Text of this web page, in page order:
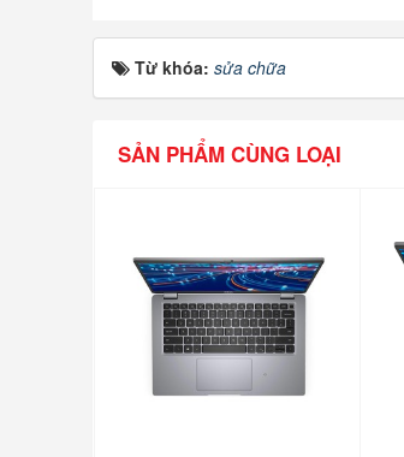
Từ khóa: sửa chữa
SẢN PHẨM CÙNG LOẠI